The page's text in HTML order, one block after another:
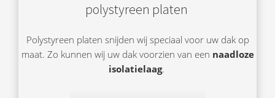
polystyreen platen
Polystyreen platen snijden wij speciaal voor uw dak op
maat. Zo kunnen wij uw dak voorzien van een naadloze
isolatielaag.